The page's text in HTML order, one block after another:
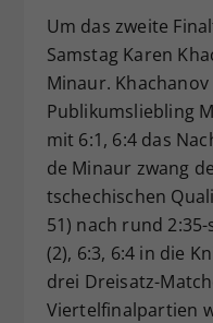
Um das zweite
Samstag Karen
Minaur.
Publikumsliebling
mit 6:1, 6:4 das
de Minaur zwang
tschechischen
51) nach rund
(2), 6:3, 6:4 in die
drei Dreisatz-
Viertelfinalpartien